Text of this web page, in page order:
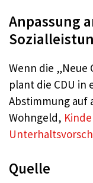
Anpassung
Wenn die „Neue
plant die CDU
Abstimmung auf
Wohngeld,
Quelle